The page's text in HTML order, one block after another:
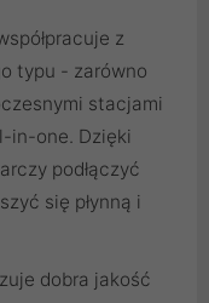
z
typu - zarówno
stacjami
in-one. Dzięki
podłączyć
się płynną i
dobra jakość